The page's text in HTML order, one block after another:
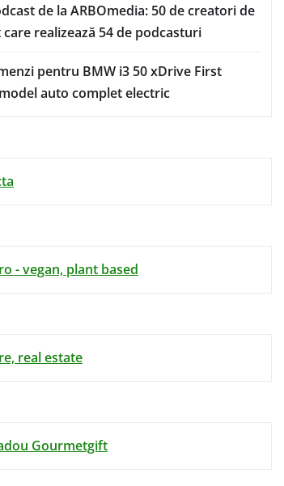
de la ARBOmedia: 50 de creatori de
realizează 54 de podcasturi
pentru BMW i3 50 xDrive First
auto complet electric
- vegan, plant based
real estate
Gourmetgift